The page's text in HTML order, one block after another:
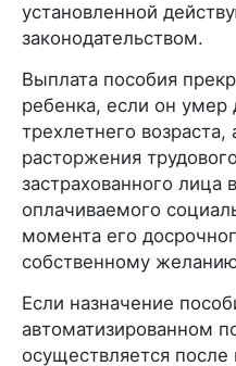
установленной
законодательством.
Выплата пособия
ребенка, если он умер
трехлетнего
расторжения
застрахованного лица
оплачиваемого
момента его
собственному
Если назначение
автоматизированном
осуществляется